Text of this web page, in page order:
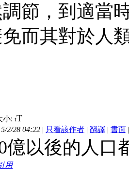
節，到適當
而其對於人
小: tT
2/28 04:22 | 只看該作者 | 翻譯 | 書面
億以後的人口
用